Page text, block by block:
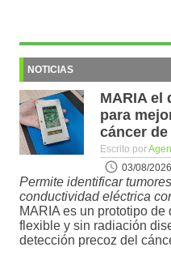
NOTICIAS
MARIA el
para
cáncer de
Escrito por
03/08/2026
Permite identificar
conductividad eléctrica
MARIA es un prototipo de
flexible y sin radiación
detección precoz del